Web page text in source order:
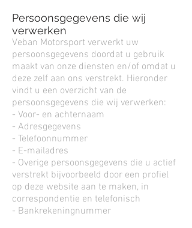
Persoonsgegevens die wij
verwerken
Veban Motorsport verwerkt uw
persoonsgegevens doordat u gebruik
maakt van onze diensten en/of omdat u
deze zelf aan ons verstrekt. Hieronder
vindt u een overzicht van de
persoonsgegevens die wij verwerken:
- Voor- en achternaam
- Adresgegevens
- Telefoonnummer
- E-mailadres
- Overige persoonsgegevens die u actief
verstrekt bijvoorbeeld door een profiel
op deze website aan te maken, in
correspondentie en telefonisch
- Bankrekeningnummer